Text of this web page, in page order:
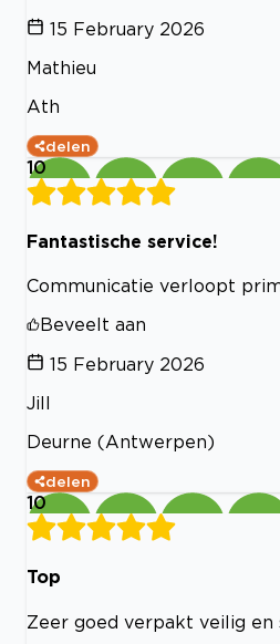
15 February 2026
Mathieu
Ath
delen
10
Fantastische service!
Communicatie verloopt
Beveelt aan
15 February 2026
Jill
Deurne (Antwerpen)
delen
10
Top
Zeer goed verpakt veilig en